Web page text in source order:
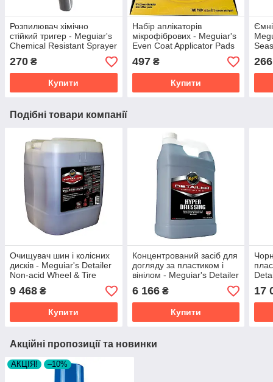
Розпилювач хімічно
стійкий тригер - Meguiar's
Chemical Resistant Sprayer
сірий (D110542)
270 ₴
Купити
Набір аплікаторів
мікрофібрових - Meguiar's
Even Coat Applicator Pads
2 шт. білий (X3080EU)
497₴
Купити
266
Подібні товари компанії
Очищувач шин і колісних
дисків - Meguiar's Detailer
Non-acid Wheel & Tire
Cleaner 18,93 л. (D14305)
9 468 ₴
Купити
Концентрований засіб для
догляду за пластиком і
вінілом - Meguiar's Detailer
(D17001)
6 166₴
Купити
17
Акційні пропозиції та новинки
АКЦІЯ! –10%